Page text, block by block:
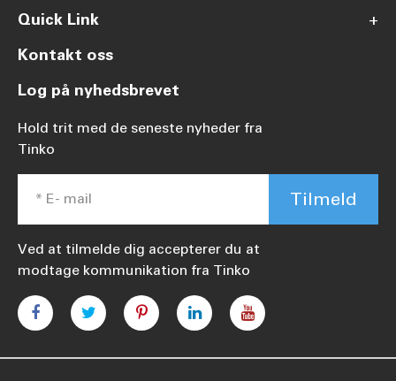
Quick Link
+
Kontakt oss
Log på nyhedsbrevet
Hold trit med de seneste nyheder fra
Tinko
Tilmeld
Ved at tilmelde dig accepterer du at
modtage kommunikation fra Tinko